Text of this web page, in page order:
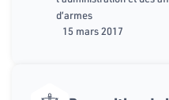
d’armes
15 mars 2017